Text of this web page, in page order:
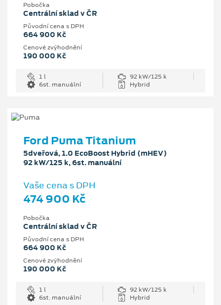
Pobočka
Centrální sklad v ČR
Původní cena s DPH
664 900 Kč
Cenové zvýhodnění
190 000 Kč
1 l
92 kW/125 k
6st. manuální
Hybrid
Ford Puma Titanium
5dveřová, 1.0 EcoBoost Hybrid (mHEV)
92 kW/125 k, 6st. manuální
Vaše cena s DPH
474 900 Kč
Pobočka
Centrální sklad v ČR
Původní cena s DPH
664 900 Kč
Cenové zvýhodnění
190 000 Kč
1 l
92 kW/125 k
6st. manuální
Hybrid